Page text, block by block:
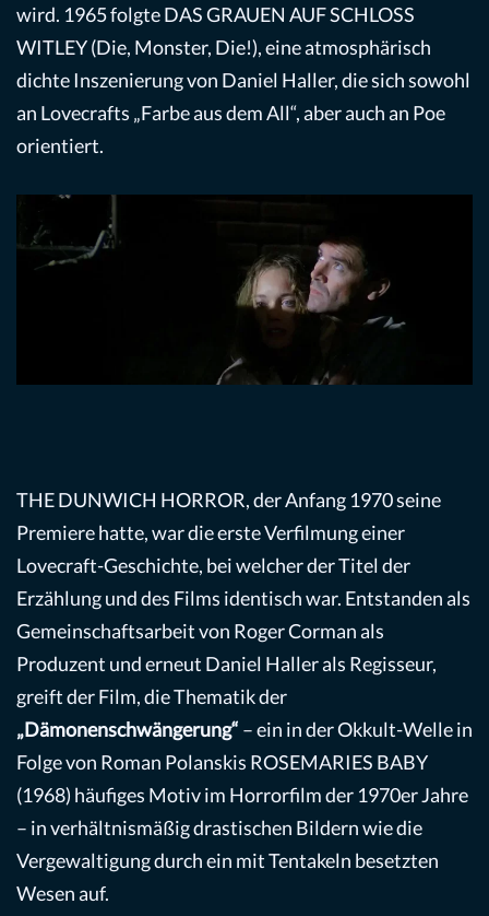
wird. 1965 folgte DAS GRAUEN AUF SCHLOSS
WITLEY (Die, Monster, Die!), eine atmosphärisch
dichte Inszenierung von Daniel Haller, die sich sowohl
an Lovecrafts „Farbe aus dem All“, aber auch an Poe
orientiert.
THE DUNWICH HORROR, der Anfang 1970 seine
Premiere hatte, war die erste Verfilmung einer
Lovecraft-Geschichte, bei welcher der Titel der
Erzählung und des Films identisch war. Entstanden als
Gemeinschaftsarbeit von Roger Corman als
Produzent und erneut Daniel Haller als Regisseur,
greift der Film, die Thematik der
„Dämonenschwängerung“ – ein in der Okkult-Welle in
Folge von Roman Polanskis ROSEMARIES BABY
(1968) häufiges Motiv im Horrorfilm der 1970er Jahre
– in verhältnismäßig drastischen Bildern wie die
Vergewaltigung durch ein mit Tentakeln besetzten
Wesen auf.